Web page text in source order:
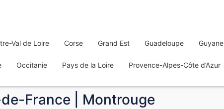
Val de Loire Corse Grand Est Guadeloupe Guyane
Occitanie Pays de la Loire Provence-Alpes-Côte d’Azur
France | Montrouge